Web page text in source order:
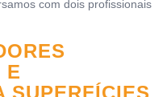
com dois profissionais
E